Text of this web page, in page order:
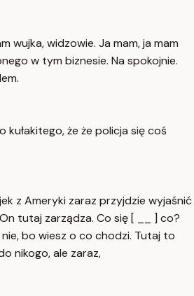
wujka, widzowie. Ja mam, ja mam
w tym biznesie. Na spokojnie.
kułakitego, że że policja się coś
z Ameryki zaraz przyjdzie wyjaśnić
tutaj zarządza. Co się [ __ ] co?
bo wiesz o co chodzi. Tutaj to
nikogo, ale zaraz,